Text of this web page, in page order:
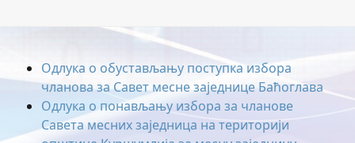
Одлука о обустављању поступка избора
чланова за Савет месне заједнице Баћоглава
Одлука о понављању избора за чланове
Савета месних заједница на територији